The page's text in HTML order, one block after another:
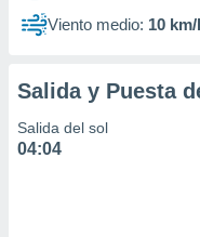
Viento medio: 10
Salida y Puesta
Salida del sol
04:04